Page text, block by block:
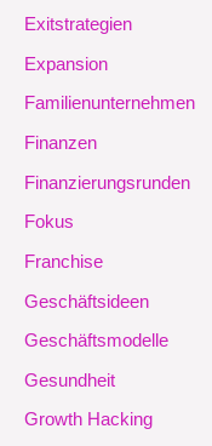
Exitstrategien
Expansion
Familienunternehmen
Finanzen
Finanzierungsrunden
Fokus
Franchise
Geschäftsideen
Geschäftsmodelle
Gesundheit
Growth Hacking